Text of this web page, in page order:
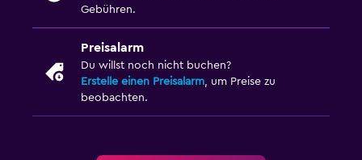
Gebühren.
Preisalarm
Du willst noch nicht buchen?
Erstelle einen Preisalarm , um Preise zu
beobachten.